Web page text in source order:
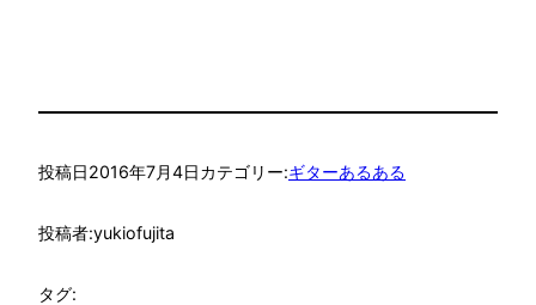
投稿日2016年7月4日カテゴリー:ギターあるある
投稿者:yukiofujita
タグ: